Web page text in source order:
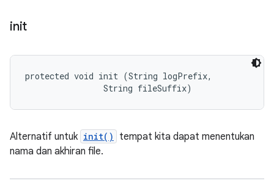
init
protected void init (String logPrefix,
                String fileSuffix)
Alternatif untuk init()
tempat kita dapat menentukan
nama dan akhiran file.